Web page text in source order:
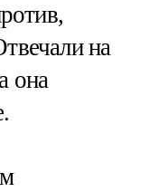
на
она